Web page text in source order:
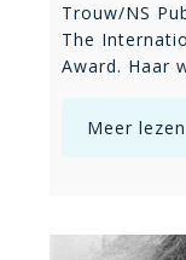
Trouw/NS
The
Award. Haar
Meer lezen